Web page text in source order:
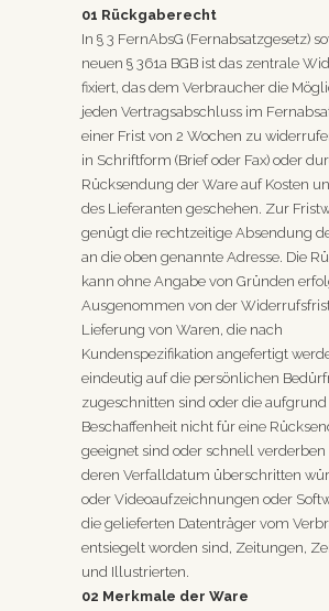
01 Rückgaberecht
In § 3 FernAbsG (Fernabsatzgesetz)
neuen § 361a BGB ist das zentrale
fixiert, das dem Verbraucher die
jeden Vertragsabschluss im
einer Frist von 2 Wochen zu
in Schriftform (Brief oder Fax) oder
Rücksendung der Ware auf Kosten
des Lieferanten geschehen. Zur
genügt die rechtzeitige Absendung
an die oben genannte Adresse. Die
kann ohne Angabe von Gründen
Ausgenommen von der
Lieferung von Waren, die nach
Kundenspezifikation angefertigt
eindeutig auf die persönlichen
zugeschnitten sind oder die
Beschaffenheit nicht für eine
geeignet sind oder schnell
deren Verfalldatum überschritten
oder Videoaufzeichnungen oder
die gelieferten Datenträger vom
entsiegelt worden sind, Zeitungen,
und Illustrierten.
02 Merkmale der Ware